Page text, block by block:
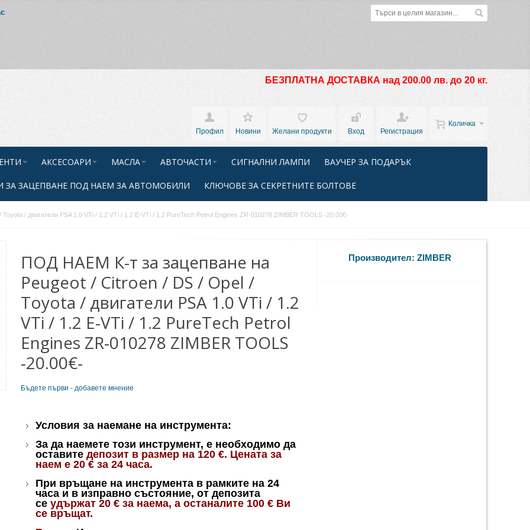
БЕЗПЛАТНА ДОСТАВКА над 200.00 лв. до 20 кг.
Количка
Профил
Новини Желани продукти Вход Регистрация
АКСЕСОАРИ МАСЛА АВТОЧАСТИ СИГНАЛНИ ЛАМПИ ВАУЧЕР ЗА ПОДАРЪК
ЗА ЗАЦЕПВАНЕ ПОД НАЕМ ЗА АВТОМОБИЛИ КЛЮЧОВЕ ЗА СЕКРЕТНИТЕ БОЛТОВЕ
/ двигатели PSA 1.0 VTi / 1.2 VTi / 1.2 E-VTi / 1.2 PureTech Petrol Engines ZR-010278 ZIMBER TOOLS -20.00€-
ПОД НАЕМ К-т за зацепване на
Peugeot / Citroen / DS / Opel /
Toyota / двигатели PSA 1.0 VTi / 1.2
VTi / 1.2 E-VTi / 1.2 PureTech Petrol
Engines ZR-010278 ZIMBER TOOLS
-20.00€-
Бъдете първи - добавете мнение
Условия за наемане на инструмента:
За да наемете този инструмент, е необходимо да
оставите депозит в размер на 120€. Цената за
наем е 20€ за 24 часа.
При връщане на инструмента в рамките на 24
часа и в изправно състояние, от депозита
сеудържат 20€ за наема, а останалите 100€ Ви
се връщат.
Производител: ZIMBER